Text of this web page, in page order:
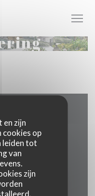
zijn
cookies op
leiden tot
van
zijn
Contact
75006 Paris
50